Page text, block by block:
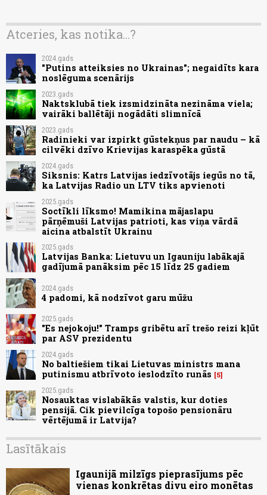
Atceries, kas notika...?
2024.gads
"Putins atteiksies no Ukrainas"; negaidīts kara
noslēguma scenārijs
2023.gads
Naktsklubā tiek izsmidzināta nezināma viela;
vairāki ballētāji nogādāti slimnīcā
2023.gads
Radinieki var izpirkt gūstekņus par naudu – kā
cilvēki dzīvo Krievijas karaspēka gūstā
2024.gads
Siksnis: Katrs Latvijas iedzīvotājs iegūs no tā,
ka Latvijas Radio un LTV tiks apvienoti
2025.gads
Soctīkli līksmo! Mamikina mājaslapu
pārņēmuši Latvijas patrioti, kas viņa vārdā
aicina atbalstīt Ukrainu
2025.gads
Latvijas Banka: Lietuvu un Igauniju labākajā
gadījumā panāksim pēc 15 līdz 25 gadiem
2024.gads
4 padomi, kā nodzīvot garu mūžu
2025.gads
"Es nejokoju!" Tramps gribētu arī trešo reizi kļūt
par ASV prezidentu
2024.gads
No baltiešiem tikai Lietuvas ministrs mana
putinismu atbrīvoto ieslodzīto runās
5
2025.gads
Nosauktas vislabākās valstis, kur doties
pensijā. Cik pievilcīga topošo pensionāru
vērtējumā ir Latvija?
Lasītākais
Igaunijā milzīgs pieprasījums pēc
vienas konkrētas divu eiro monētas